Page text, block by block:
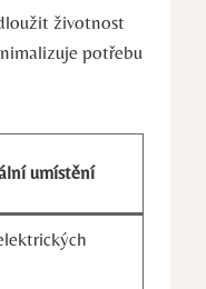
životnost
potřebu
umístění